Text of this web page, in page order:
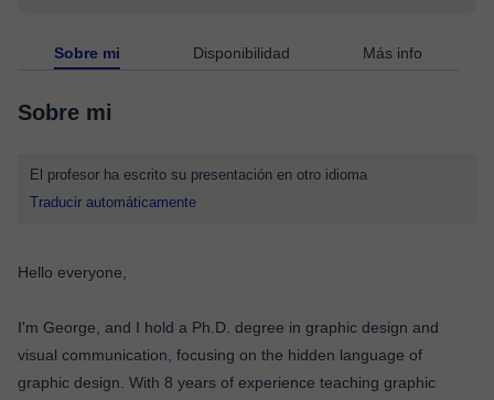
Sobre mi Disponibilidad Más info
Sobre mi
El profesor ha escrito su presentación en otro idioma
Traducir automáticamente
Hello everyone,
I'm George, and I hold a Ph.D. degree in graphic design and
visual communication, focusing on the hidden language of
graphic design. With 8 years of experience teaching graphic